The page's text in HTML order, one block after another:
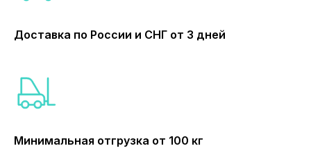
Доставка по России и СНГ от 3 дней
Минимальная отгрузка от 100 кг